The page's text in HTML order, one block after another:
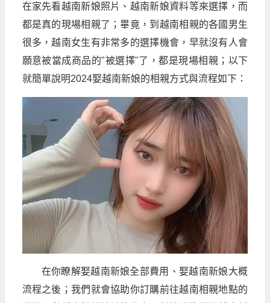
在家先看越南新娘照片、越南新娘資料等來選擇，而
都是真的現場相親了；畢竟，到越南相親的各國男生
很多，越南女生有非常多的選擇機會，早就沒有人會
願意被當成商品的"被選擇"了，都是現場相親；以下
就簡單說明2024娶越南新娘的相親方式與流程如下：
在你瞭解娶越南新娘全部費用、娶越南新娘大概
流程之後；我們就會協助你訂購前往越南相親地點的